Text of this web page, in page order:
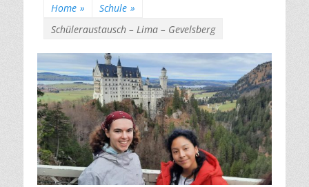
Home » Schule »
Schüleraustausch – Lima – Gevelsberg